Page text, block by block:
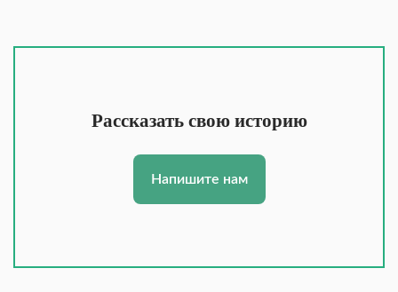
Рассказать свою историю
Напишите нам